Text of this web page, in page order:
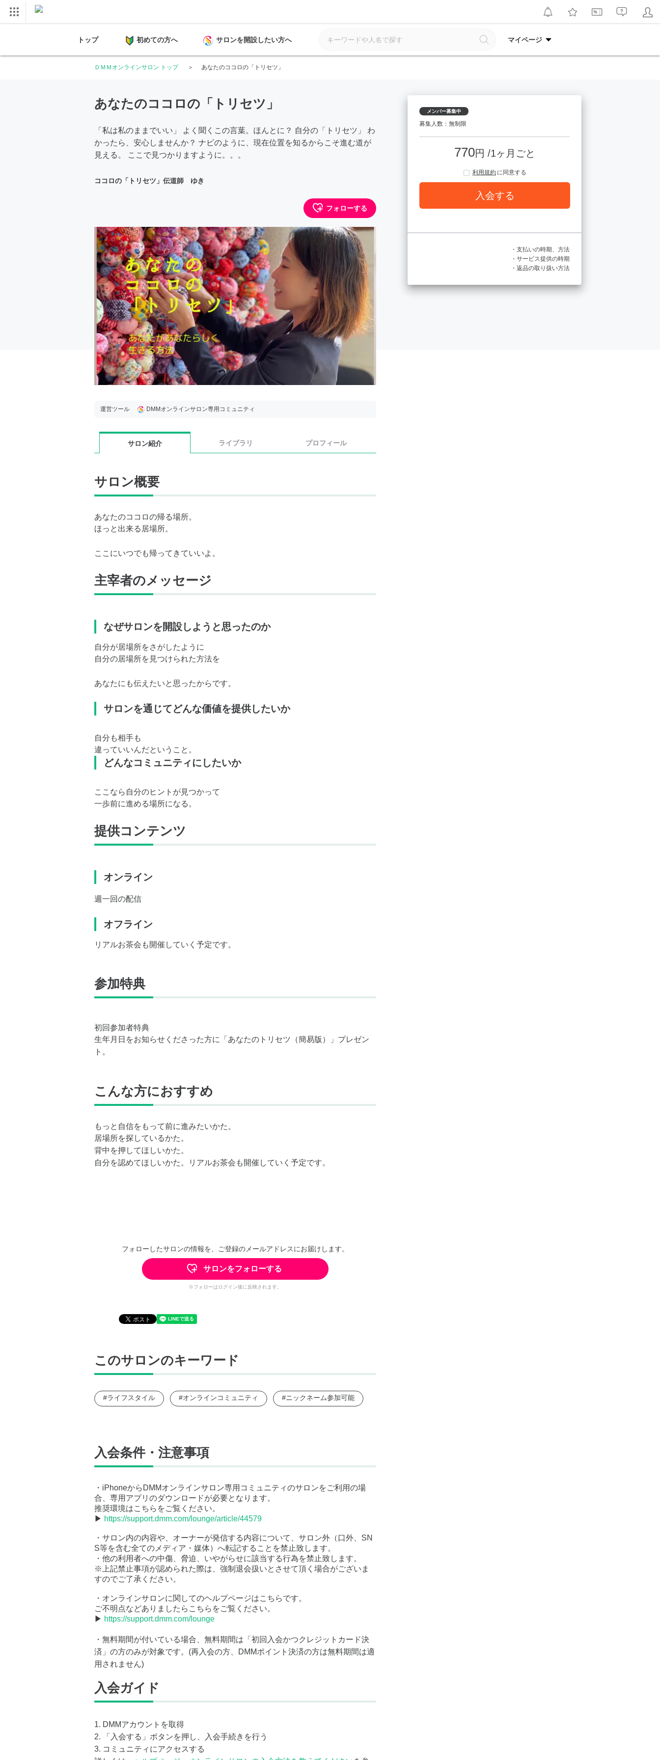
トップ 初めての方へ サロンを開設したい方へ マイページ
ＤＭＭオンラインサロン トップ あなたのココロの「トリセツ」
あなたのココロの「トリセツ」
「私は私のままでいい」 よく聞くこの言葉。ほんとに？ 自分の「トリセツ」 わ
かったら、安心しませんか？ ナビのように、現在位置を知るからこそ進む道が
見える。 ここで見つかりますように。。。
ココロの「トリセツ」伝道師 ゆき
フォローする
運営ツール DMMオンラインサロン専用コミュニティ
サロン紹介 ライブラリ プロフィール
サロン概要
あなたのココロの帰る場所。
ほっと出来る居場所。
ここにいつでも帰ってきていいよ。
主宰者のメッセージ
なぜサロンを開設しようと思ったのか
自分が居場所をさがしたように
自分の居場所を見つけられた方法を
あなたにも伝えたいと思ったからです。
サロンを通じてどんな価値を提供したいか
自分も相手も
違っていいんだということ。
どんなコミュニティにしたいか
ここなら自分のヒントが見つかって
一歩前に進める場所になる。
提供コンテンツ
オンライン
週一回の配信
オフライン
リアルお茶会も開催していく予定です。
参加特典
初回参加者特典
生年月日をお知らせくださった方に「あなたのトリセツ（簡易版）」プレゼン
ト。
こんな方におすすめ
もっと自信をもって前に進みたいかた。
居場所を探しているかた。
背中を押してほしいかた。
自分を認めてほしいかた。リアルお茶会も開催していく予定です。
フォローしたサロンの情報を、ご登録のメールアドレスにお届けします。
サロンをフォローする
※フォローはログイン後に反映されます。
このサロンのキーワード
#ライフスタイル #オンラインコミュニティ #ニックネーム参加可能
入会条件・注意事項
・iPhoneからDMMオンラインサロン専用コミュニティのサロンをご利用の場
合、専用アプリのダウンロードが必要となります。
推奨環境はこちらをご覧ください。
▶ https://support.dmm.com/lounge/article/44579
・サロン内の内容や、オーナーが発信する内容について、サロン外（口外、SN
S等を含む全てのメディア・媒体）へ転記することを禁止致します。
・他の利用者への中傷、脅迫、いやがらせに該当する行為を禁止致します。
※上記禁止事項が認められた際は、強制退会扱いとさせて頂く場合がございま
すのでご了承ください。
・オンラインサロンに関してのヘルプページはこちらです。
ご不明点などありましたらこちらをご覧ください。
▶ https://support.dmm.com/lounge
・無料期間が付いている場合、無料期間は「初回入会かつクレジットカード決
済」の方のみが対象です。(再入会の方、DMMポイント決済の方は無料期間は適
用されません)
入会ガイド
1. DMMアカウントを取得
2. 「入会する」ボタンを押し、入会手続きを行う
3. コミュニティにアクセスする
メンバー募集中
募集人数：無制限
770円 /1ヶ月ごと
利用規約 に同意する
入会する
・支払いの時期、方法
・サービス提供の時期
・返品の取り扱い方法